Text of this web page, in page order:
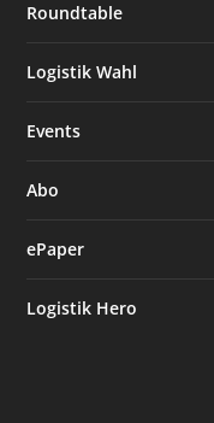
Roundtable
Logistik Wahl
Events
Abo
ePaper
Logistik Hero